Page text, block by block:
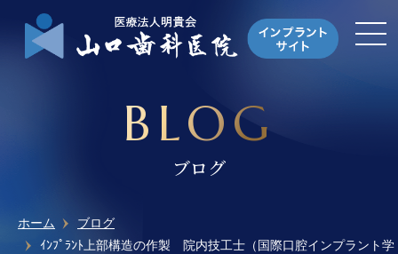
BLOG
ブログ
ホーム
ブログ
ｲﾝﾌﾟﾗﾝﾄ上部構造の作製 院内技工士（国際口腔インプラント学